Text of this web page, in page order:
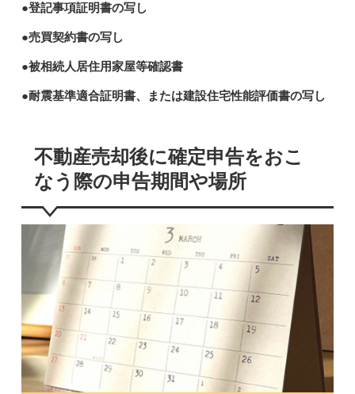
●登記事項証明書の写し
●売買契約書の写し
●被相続人居住用家屋等確認書
●耐震基準適合証明書、または建設住宅性能評価書の写し
不動産売却後に確定申告をおこ
なう際の申告期間や場所